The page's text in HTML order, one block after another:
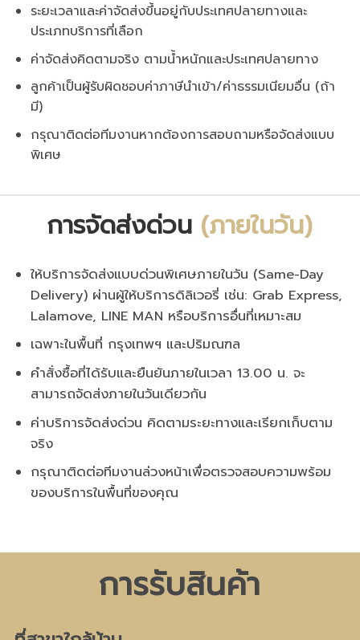
ระยะเวลาและค่าจัดส่งขึ้นอยู่กับประเทศปลายทางและ
ประเภทบริการที่เลือก
ค่าจัดส่งคิดตามจริง ตามน้ำหนักและประเทศปลายทาง
ลูกค้าเป็นผู้รับผิดชอบค่าภาษีนำเข้า/ค่าธรรมเนียมอื่น (ถ้า
มี)
กรุณาติดต่อทีมงานหากต้องการสอบถามหรือจัดส่งแบบ
พิเศษ
การจัดส่งด่วน (ภายในวัน)
ให้บริการจัดส่งแบบด่วนพิเศษภายในวัน (Same-Day
Delivery) ผ่านผู้ให้บริการดิลิเวอรี่ เช่น: Grab Express,
Lalamove, LINE MAN หรือบริการอื่นที่เหมาะสม
เฉพาะในพื้นที่ กรุงเทพฯ และปริมณฑล
คำสั่งซื้อที่ได้รับและยืนยันภายในเวลา 13.00 น. จะ
สามารถจัดส่งภายในวันเดียวกัน
ค่าบริการจัดส่งด่วน คิดตามระยะทางและเรียกเก็บตาม
จริง
กรุณาติดต่อทีมงานล่วงหน้าเพื่อตรวจสอบความพร้อม
ของบริการในพื้นที่ของคุณ
การรับสินค้า